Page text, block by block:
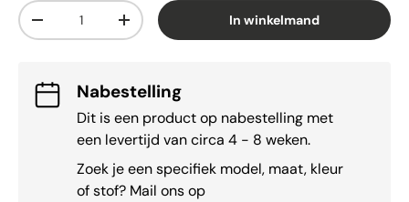
Aantal
-
+ In winkelmand
Nabestelling
Dit is een product op nabestelling met
een levertijd van circa 4 - 8 weken.
Zoek je een specifiek model, maat, kleur
of stof? Mail ons op